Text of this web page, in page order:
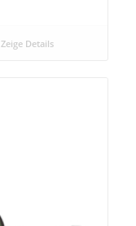
Zeige Details